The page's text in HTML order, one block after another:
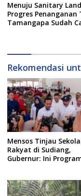
Menuju Sanitary
Progres Penanganan
Tamangapa Sudah
Rekomendasi
Mensos Tinjau
Rakyat di Sudiang,
Gubernur: Ini